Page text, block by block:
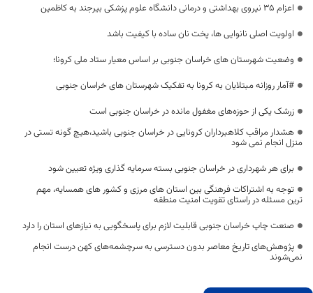
اعزام 35 نیروی بهداشتی و درمانی دانشگاه علوم پزشکی بیرجند به کاظمین
اولویت اصلی نانوایی ها، پخت نان ساده با کیفیت باشد
وضعیت شهرستان های خراسان جنوبی بر اساس معیار ستاد ملی کرونا؛
#آمار روزانه مبتلایان به کرونا به تفکیک شهرستان های خراسان جنوبی
زرشک یکی از حوزه‌های مغفول مانده در خراسان جنوبی است
هشدار مراقب کلاهبرداران کرونایی در خراسان جنوبی باشید،هیچ گونه تستی در
منزل انجام نمی شود
برای هر شهرداری در خراسان جنوبی بسته سرمایه‌ گذاری ویژه تعیین شود
توجه به اشتراکات فرهنگی بین استان های مرزی و کشور های همسایه، مهم
ترین مسئله در راستای تقویت امنیت منطقه
صنعت چاپ خراسان جنوبی قابلیت لازم برای پاسخگویی به نیازهای استان را دارد
پژوهش‌های تاریخ معاصر بدون دسترسی به سرچشمه‌های کهن درست انجام
نمی‌شوند